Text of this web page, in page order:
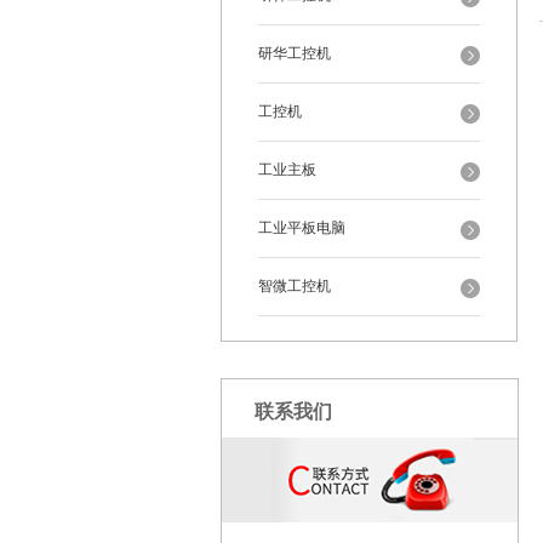
研华工控机
工控机
工业主板
工业平板电脑
智微工控机
联系我们